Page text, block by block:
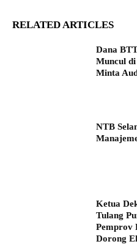
RELATED ARTICLES
Dana
Muncul
Minta
NTB
Ketua
Tulang
Pemprov
Dorong